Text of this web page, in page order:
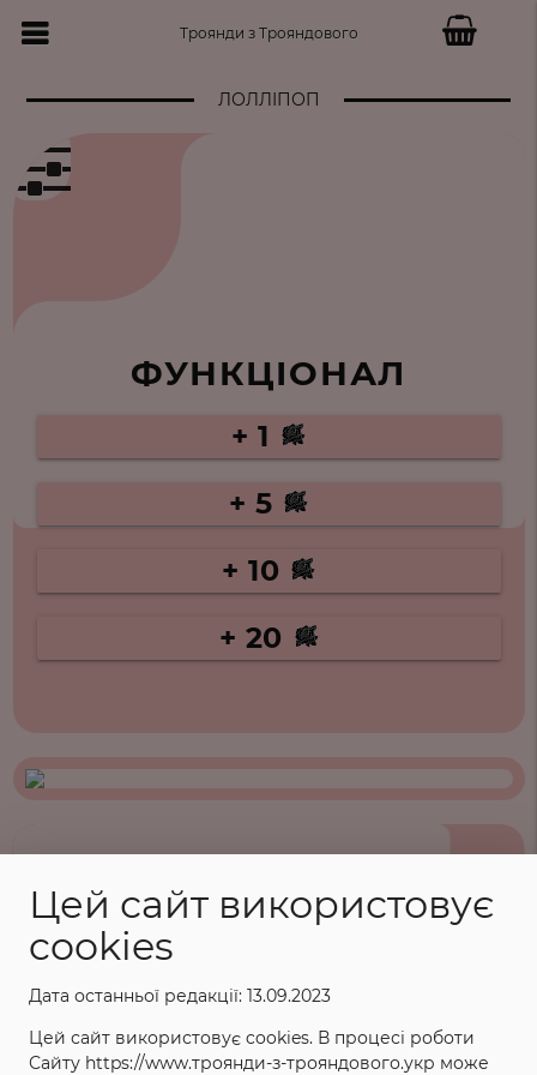
Цей сайт використовує
cookies
Дата останньої редакції: 13.09.2023
Цей сайт використовує cookies. В процесі роботи
Сайту https://www.троянди-з-трояндового.укр може
Троянди з Трояндового
ЛОЛЛІПОП
ФУНКЦІОНАЛ
+ 1
+ 5
+ 10
+ 20
ХАРАКТЕРИСТИКИ
Назва: Лолліпоп
Повна назва: lollipop
Країна і рік створення: Німеччина,2001